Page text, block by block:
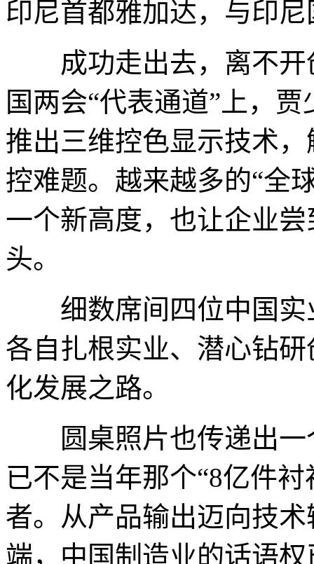
印尼首都雅加达，与印
成功走出去，离不开
国两会“代表通道”上，
推出三维控色显示技术
控难题。越来越多的“全
一个新高度，也让企业
头。
细数席间四位中国实
各自扎根实业、潜心钻
化发展之路。
圆桌照片也传递出一
已不是当年那个“8亿件
者。从产品输出迈向技
端，中国制造业的话语